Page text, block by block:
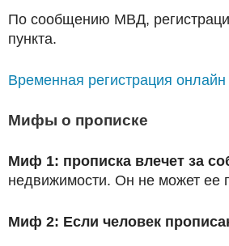
По сообщению МВД,
пункта.
Временная регистрация
Мифы о прописке
Миф 1: прописка влечет за
недвижимости. Он не может ее
Миф 2: Если человек